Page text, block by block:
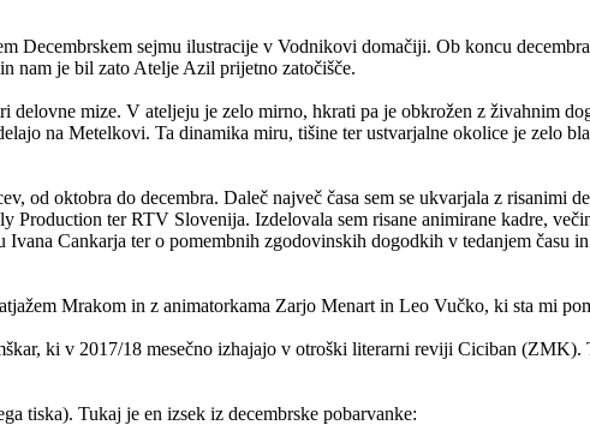
Decembrskem sejmu ilustracije v Vodnikovi domačiji. Ob koncu
nam je bil zato Atelje Azil prijetno zatočišče.
mize. V ateljeju je zelo mirno, hkrati pa je obkrožen z živahnim
na Metelkovi. Ta dinamika miru, tišine ter ustvarjalne okolice je zelo
od oktobra do decembra. Daleč največ časa sem se ukvarjala z risanimi
ter RTV Slovenija. Izdelovala sem risane animirane kadre,
Cankarja ter o pomembnih zgodovinskih dogodkih v tedanjem času
Mrakom in z animatorkama Zarjo Menart in Leo Vučko, ki sta mi
ki v 2017/18 mesečno izhajajo v otroški literarni reviji Ciciban (ZMK).
tiska). Tukaj je en izsek iz decembrske pobarvanke: